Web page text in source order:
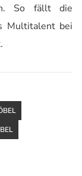
So fällt die
Multitalent bei